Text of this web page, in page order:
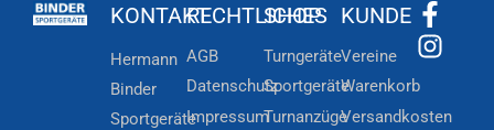
KONTAKT
Hermann
Binder
Sportgeräte
RECHTLICHES
AGB
Datenschutz
Impressum
SHOP
Turngeräte
Sportgeräte
Turnanzüge
KUNDE
Vereine
Warenkorb
Versandkosten